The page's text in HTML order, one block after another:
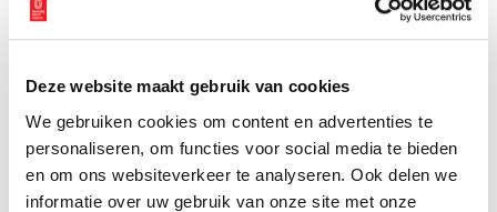
Deze website maakt gebruik van cookies
We gebruiken cookies om content en advertenties te
personaliseren, om functies voor social media te bieden
en om ons websiteverkeer te analyseren. Ook delen we
informatie over uw gebruik van onze site met onze
Vink dit aan als u op de hoogte gehouden wil worden.
Bekijk meer video's